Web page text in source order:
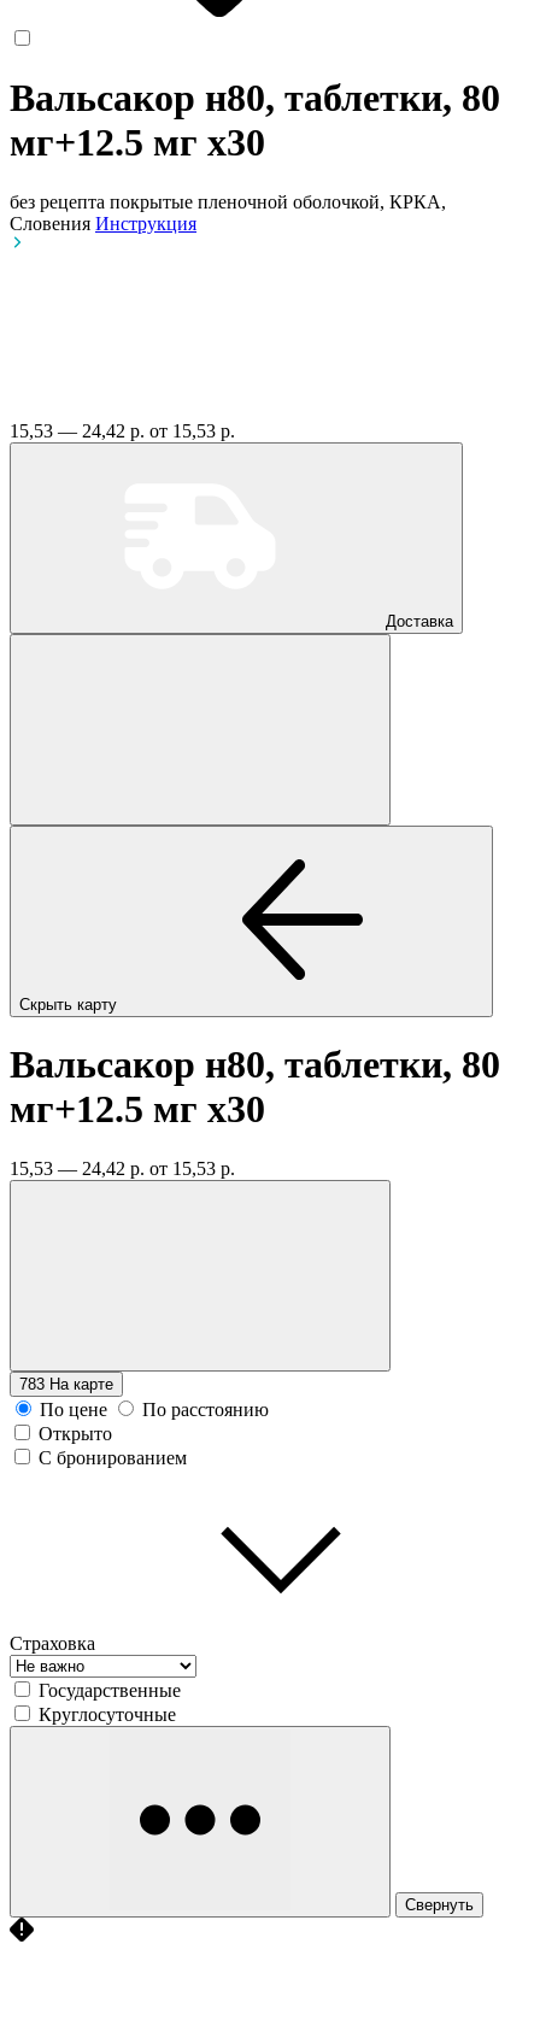
Вальсакор н80, таблетки, 80
мг+12.5 мг x30
без рецепта покрытые пленочной оболочкой, КРКА,
Словения Инструкция
15,53 — 24,42 р. от 15,53 р.
Доставка
Скрыть карту
Вальсакор н80, таблетки, 80
мг+12.5 мг x30
15,53 — 24,42 р. от 15,53 р.
783 На карте
По цене
По расстоянию
Открыто
С бронированием
Страховка
Государственные
Круглосуточные
Свернуть